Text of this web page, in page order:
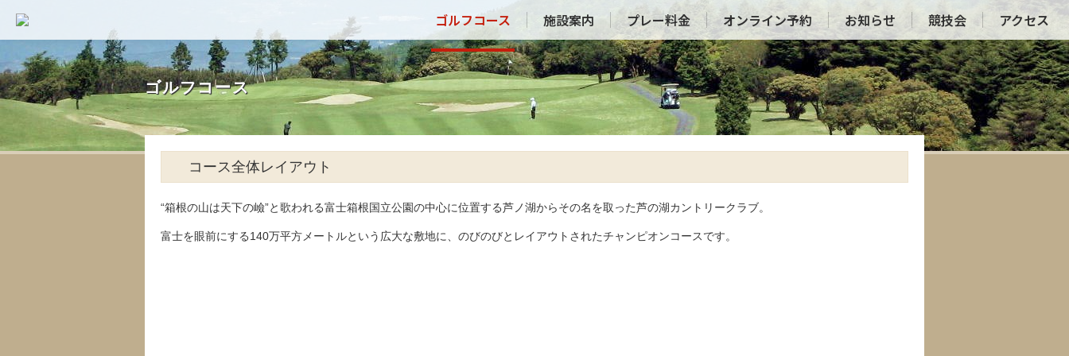
ゴルフコース 施設案内 プレー料金 オンライン予約 お知らせ 競技会 アクセス
ゴルフコース
ゴルフコース
コース全体レイアウト
“箱根の山は天下の嶮”と歌われる富士箱根国立公園の中心に位置する芦ノ湖からその名を取った芦の湖カントリークラブ。
富士を眼前にする140万平方メートルという広大な敷地に、のびのびとレイアウトされたチャンピオンコースです。